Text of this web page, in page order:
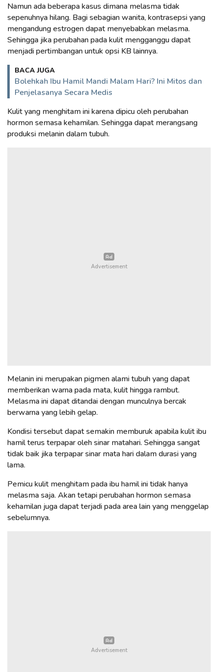
Namun ada beberapa kasus dimana melasma tidak
sepenuhnya hilang. Bagi sebagian wanita, kontrasepsi yang
mengandung estrogen dapat menyebabkan melasma.
Sehingga jika perubahan pada kulit mengganggu dapat
menjadi pertimbangan untuk opsi KB lainnya.
BACA JUGA
Bolehkah Ibu Hamil Mandi Malam Hari? Ini Mitos dan
Penjelasanya Secara Medis
Kulit yang menghitam ini karena dipicu oleh perubahan
hormon semasa kehamilan. Sehingga dapat merangsang
produksi melanin dalam tubuh.
Melanin ini merupakan pigmen alami tubuh yang dapat
memberikan warna pada mata, kulit hingga rambut.
Melasma ini dapat ditandai dengan munculnya bercak
berwarna yang lebih gelap.
Kondisi tersebut dapat semakin memburuk apabila kulit ibu
hamil terus terpapar oleh sinar matahari. Sehingga sangat
tidak baik jika terpapar sinar mata hari dalam durasi yang
lama.
Pemicu kulit menghitam pada ibu hamil ini tidak hanya
melasma saja. Akan tetapi perubahan hormon semasa
kehamilan juga dapat terjadi pada area lain yang menggelap
sebelumnya.